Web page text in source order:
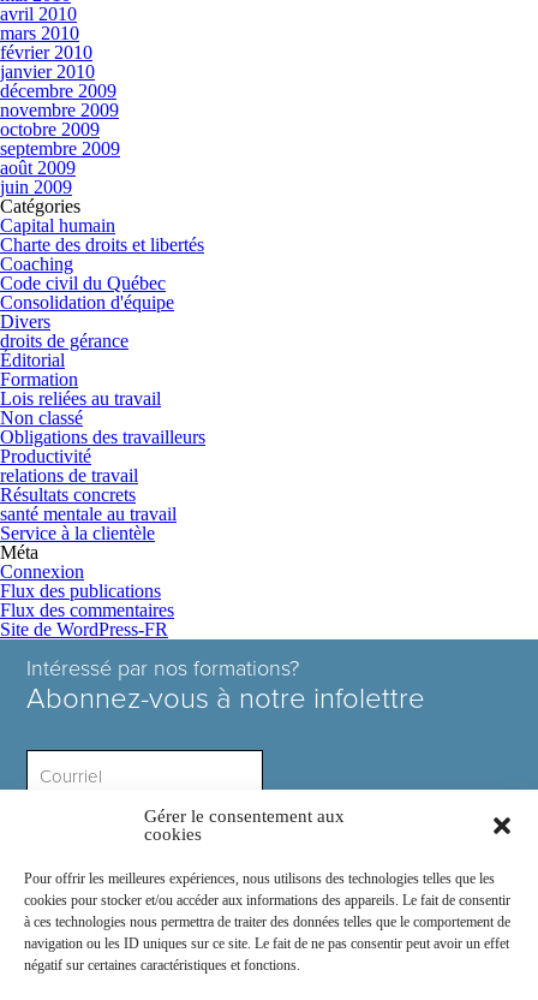
Gérer le consentement aux
cookies
Pour offrir les meilleures expériences, nous utilisons des technologies telles que les
cookies pour stocker et/ou accéder aux informations des appareils. Le fait de consentir
à ces technologies nous permettra de traiter des données telles que le comportement de
navigation ou les ID uniques sur ce site. Le fait de ne pas consentir peut avoir un effet
négatif sur certaines caractéristiques et fonctions.
avril 2010
mars 2010
février 2010
janvier 2010
décembre 2009
novembre 2009
octobre 2009
septembre 2009
août 2009
juin 2009
Catégories
Capital humain
Charte des droits et libertés
Coaching
Code civil du Québec
Consolidation d'équipe
Divers
droits de gérance
Éditorial
Formation
Lois reliées au travail
Non classé
Obligations des travailleurs
Productivité
relations de travail
Résultats concrets
santé mentale au travail
Service à la clientèle
Méta
Connexion
Flux des publications
Flux des commentaires
Site de WordPress-FR
Intéressé par nos formations?
Abonnez-vous à notre infolettre